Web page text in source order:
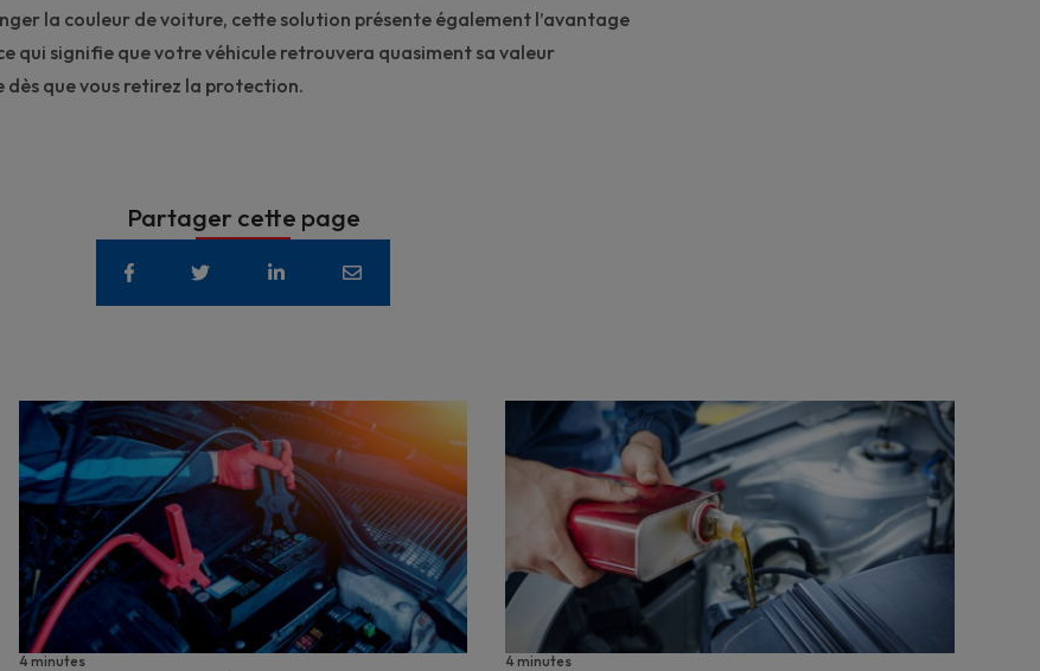
la couleur de voiture, cette solution présente également l’avantage
qui signifie que votre véhicule retrouvera quasiment sa valeur
dès que vous retirez la protection.
Partager cette page
4 minutes 4 minutes